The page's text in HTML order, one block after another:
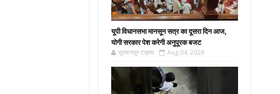
यूपी विधानसभा मानसून सत्र का दूसरा दिन आज,
योगी सरकार पेश करेगी अनुपूरक बजट
सुल्तानपुर टाइम्स Aug 04, 2026